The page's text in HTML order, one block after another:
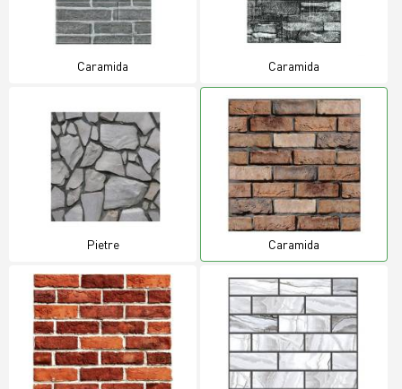
Caramida Caramida
Pietre Caramida